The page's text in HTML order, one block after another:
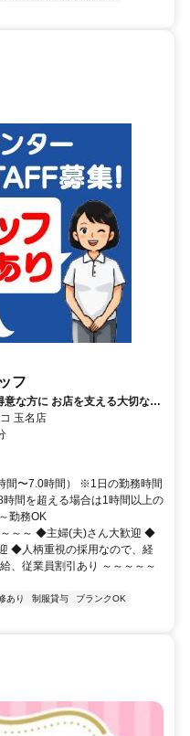
フ
な方に お店を支える大切な品
玉名店
間〜7.0時間） ※1日の勤務時間
間を超える場合は1時間以上の
勤務OK
～～ ◆主婦(夫)さん大歓迎 ◆
◆人柄重視の採用なので、経
、従業員割引あり ～～～～～
あり 制服貸与
ブランクOK